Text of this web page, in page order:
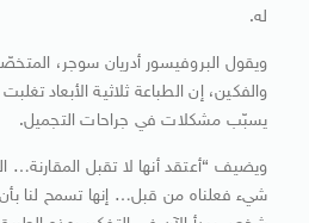
له.
ويقول البروفيسور أدريان سوجر،
والفكين، إن الطباعة ثلاثية الأبعاد
يسبّب مشكلات في جراحات التجميل.
ويضيف “أعتقد أنها لا تقبل المقارنة…
شيء فعلناه من قبل… إنها تسمح لنا